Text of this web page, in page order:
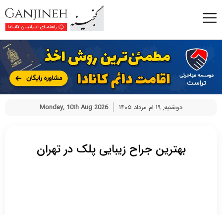
دوشنبه, ۱۹ ام مرداد ۱۴۰۵ Monday, 10th Aug 2026
بهترین جراح زیبایی پلک در تهران